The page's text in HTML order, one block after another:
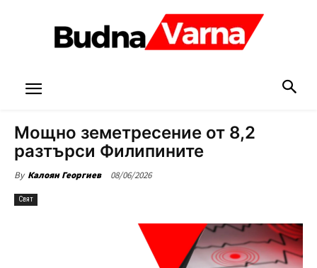
Мощно земетресение от 8,2
разтърси Филипините
By Калоян Георгиев 08/06/2026
Свят